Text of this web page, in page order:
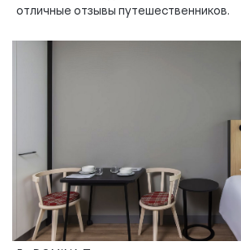
отличные отзывы путешественников.